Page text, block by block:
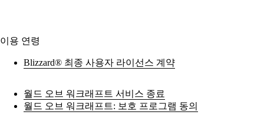
이용 연령
Blizzard® 최종 사용자 라이선스 계약
월드 오브 워크래프트 서비스 종료
월드 오브 워크래프트: 보호 프로그램 동의